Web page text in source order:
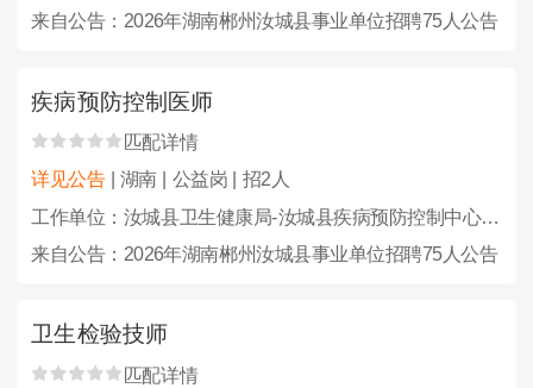
来自公告：2026年湖南郴州汝城县事业单位招聘75人公告
疾病预防控制医师
匹配详情
详见公告 | 湖南 | 公益岗 | 招2人
工作单位：汝城县卫生健康局-汝城县疾病预防控制中心（汝城县卫生综合监督执法局）
来自公告：2026年湖南郴州汝城县事业单位招聘75人公告
卫生检验技师
匹配详情